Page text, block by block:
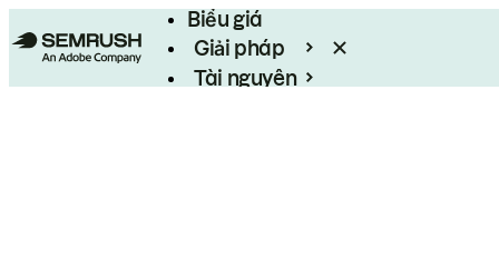
Biểu giá
Giải pháp
Tài nguyên